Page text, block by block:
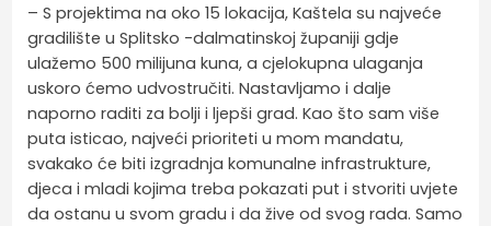
– S projektima na oko 15 lokacija, Kaštela su najveće
gradilište u Splitsko -dalmatinskoj županiji gdje
ulažemo 500 milijuna kuna, a cjelokupna ulaganja
uskoro ćemo udvostručiti. Nastavljamo i dalje
naporno raditi za bolji i ljepši grad. Kao što sam više
puta isticao, najveći prioriteti u mom mandatu,
svakako će biti izgradnja komunalne infrastrukture,
djeca i mladi kojima treba pokazati put i stvoriti uvjete
da ostanu u svom gradu i da žive od svog rada. Samo